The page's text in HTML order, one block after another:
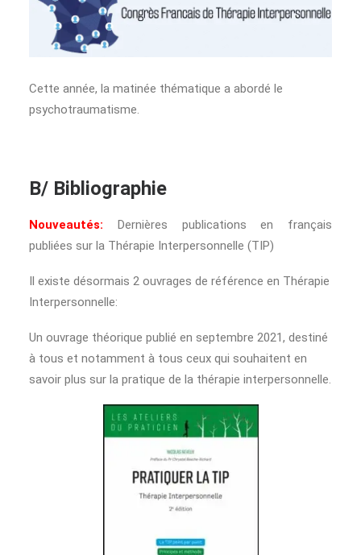
Cette année, la matinée thématique a abordé le
psychotraumatisme.
B/ Bibliographie
Nouveautés: Dernières publications en français
publiées sur la Thérapie Interpersonnelle (TIP)
Il existe désormais 2 ouvrages de référence en Thérapie
Interpersonnelle:
Un ouvrage théorique publié en septembre 2021, destiné
à tous et notamment à tous ceux qui souhaitent en
savoir plus sur la pratique de la thérapie interpersonnelle.